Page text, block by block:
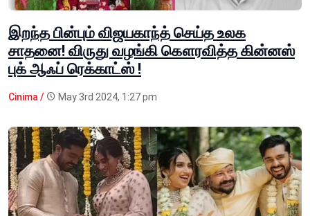
இறந்த பின்பும் விஜயகாந்த் செய்த உலக
சாதனை! விருது வழங்கி கௌரவித்த கின்னஸ்
புக் ஆஃப் ரெக்காட்ஸ் !
Cinima / May 3rd 2024, 1:27 pm